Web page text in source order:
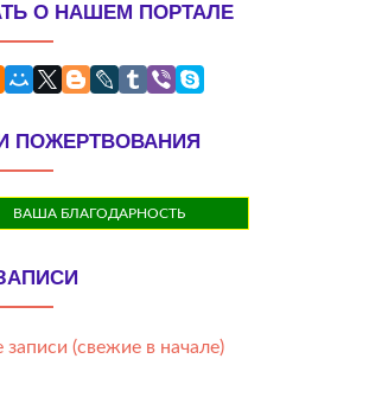
О НАШЕМ ПОРТАЛЕ
ПОЖЕРТВОВАНИЯ
ВАША БЛАГОДАРНОСТЬ
записи (свежие в начале)